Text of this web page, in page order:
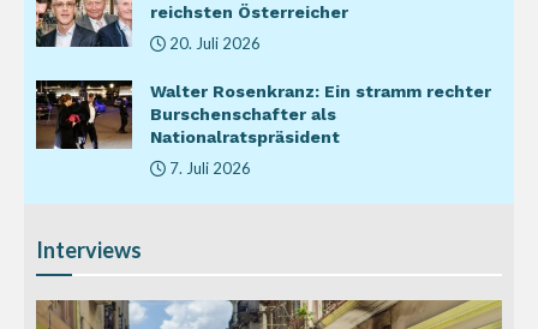
reichsten Österreicher
20. Juli 2026
Walter Rosenkranz: Ein stramm rechter
Burschenschafter als
Nationalratspräsident
7. Juli 2026
Interviews